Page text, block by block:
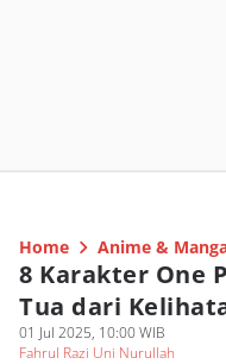
Home Anime &
8 Karakter One
Tua dari
01 Jul 2025, 10:00 WIB
Fahrul Razi Uni Nurullah